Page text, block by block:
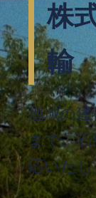
株
輸
地域の建
まで、
応いた